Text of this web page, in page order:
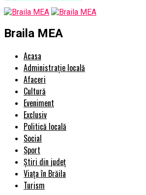
Braila MEA
Acasa
Administrație locală
Afaceri
Cultură
Eveniment
Exclusiv
Politică locală
Social
Sport
Știri din județ
Viața în Brăila
Turism